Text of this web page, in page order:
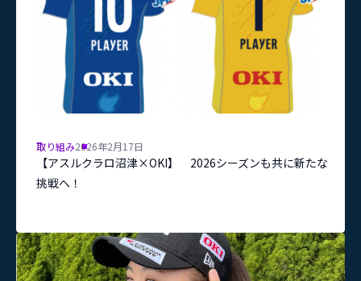
取り組み2026年2月17日
【アスルクラロ沼津×OKI】 2026シーズンも共に新たな
挑戦へ！